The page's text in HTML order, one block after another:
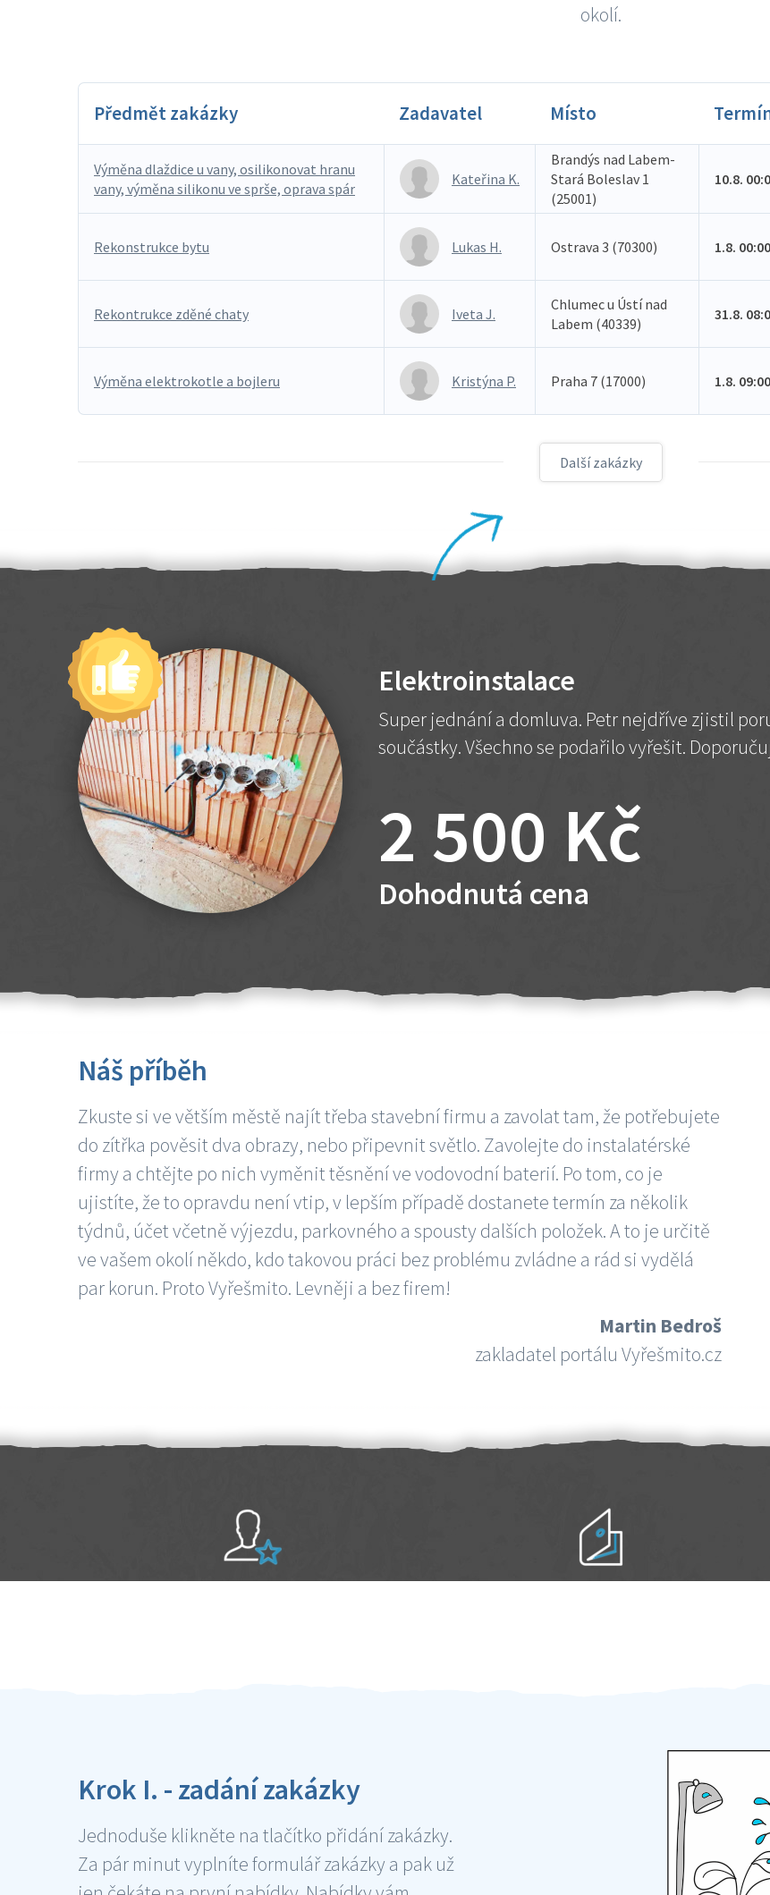
okolí.
Předmět zakázky Zadavatel Místo
Výměna dlaždice u vany, osilikonovat hranu
vany, výměna silikonu ve sprše, oprava spár
Kateřina K.
Brandýs nad Labem-
Stará Boleslav 1
(25001)
10.8.
Rekonstrukce bytu Lukas H. Ostrava 3 (70300) 1.8.
Rekontrukce zděné chaty Iveta J.
Chlumec u Ústí nad
Labem (40339)
31.8.
Výměna elektrokotle a bojleru Kristýna P. Praha 7 (17000) 1.8.
Další zakázky
Elektroinstalace
Super jednání a domluva. Petr nejdříve zjistil
součástky. Všechno se podařilo vyřešit.
2 500 Kč
Dohodnutá cena
Náš příběh
Zkuste si ve větším městě najít třeba stavební firmu a zavolat tam, že potřebujete
do zítřka pověsit dva obrazy, nebo připevnit světlo. Zavolejte do instalatérské
firmy a chtějte po nich vyměnit těsnění ve vodovodní baterií. Po tom, co je
ujistíte, že to opravdu není vtip, v lepším případě dostanete termín za několik
týdnů, účet včetně výjezdu, parkovného a spousty dalších položek. A to je určitě
ve vašem okolí někdo, kdo takovou práci bez problému zvládne a rád si vydělá
par korun. Proto Vyřešmito. Levněji a bez firem!
Martin Bedroš
zakladatel portálu Vyřešmito.cz
Krok I. - zadání zakázky
Jednoduše klikněte na tlačítko přidání zakázky.
Za pár minut vyplníte formulář zakázky a pak už